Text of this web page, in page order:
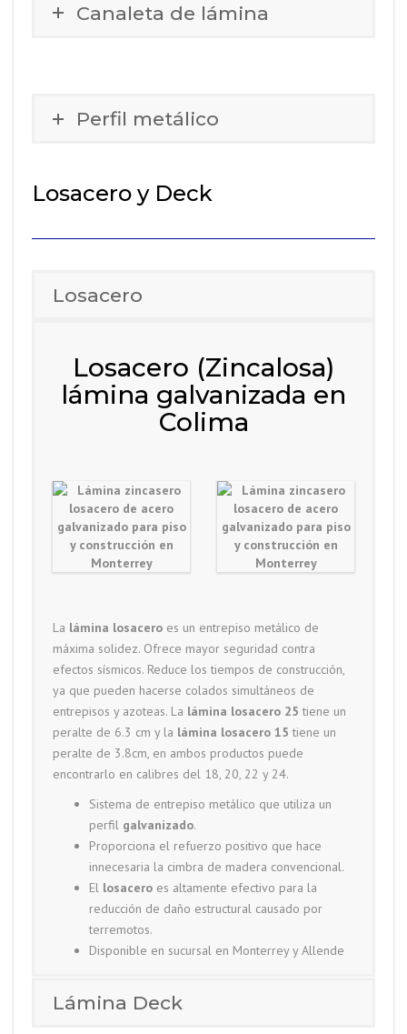
Canaleta de lámina
Perfil metálico
Losacero y Deck
Losacero
Losacero (Zincalosa)
lámina galvanizada en
Colima
La lámina losacero es un entrepiso metálico de
máxima solidez. Ofrece mayor seguridad contra
efectos sísmicos. Reduce los tiempos de construcción,
ya que pueden hacerse colados simultáneos de
entrepisos y azoteas. La lámina losacero 25 tiene un
peralte de 6.3 cm y la lámina losacero 15 tiene un
peralte de 3.8cm, en ambos productos puede
encontrarlo en calibres del 18, 20, 22 y 24.
Sistema de entrepiso metálico que utiliza un
perfil galvanizado.
Proporciona el refuerzo positivo que hace
innecesaria la cimbra de madera convencional.
El losacero es altamente efectivo para la
reducción de daño estructural causado por
terremotos.
Disponible en sucursal en Monterrey y Allende
Lámina Deck